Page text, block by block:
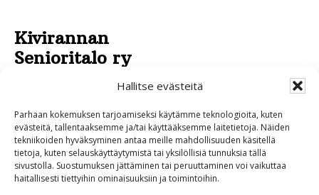
Hallitse evästeitä
Parhaan kokemuksen tarjoamiseksi käytämme teknologioita, kuten
evästeitä, tallentaaksemme ja/tai käyttääksemme laitetietoja. Näiden
tekniikoiden hyväksyminen antaa meille mahdollisuuden käsitellä
tietoja, kuten selauskäyttäytymistä tai yksilöllisiä tunnuksia tällä
sivustolla. Suostumuksen jättäminen tai peruuttaminen voi vaikuttaa
haitallisesti tiettyihin ominaisuuksiin ja toimintoihin.
Kivirannan
Senioritalo ry
040 532 4970
0400 534 595